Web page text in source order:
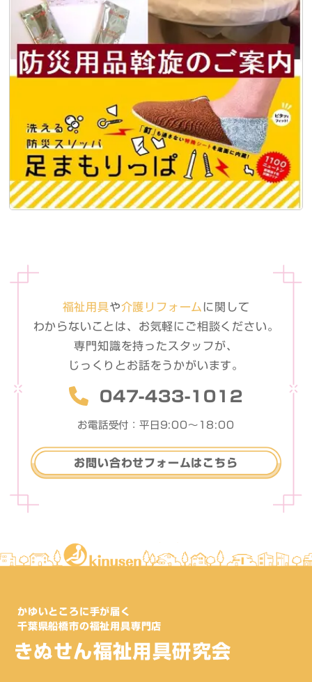
福祉用具や介護リフォーム に関して
わからないことは、お気軽に ご相談ください。
専門知識を持ったスタッフが、
じっくりとお話をうかがいます。
047-433-1012
お電話受付：平日9:00〜18:00
お問い合わせフォームはこちら
かゆいところに手が届く
千葉県船橋市の福祉用具専門店
きぬせん福祉用具研究会